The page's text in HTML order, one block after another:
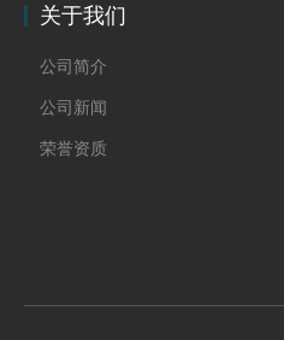
关于我们
公司简介
公司新闻
荣誉资质